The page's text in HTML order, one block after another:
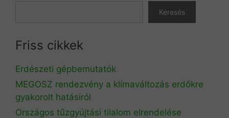
Keresés
Friss cikkek
Erdészeti gépbemutatók
MEGOSZ rendezvény a klímaváltozás erdőkre
gyakorolt hatásiról
Országos tűzgyújtási tilalom elrendelése